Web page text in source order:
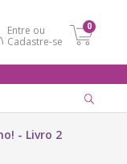
Entre ou
Cadastre-se
0
- Livro 2